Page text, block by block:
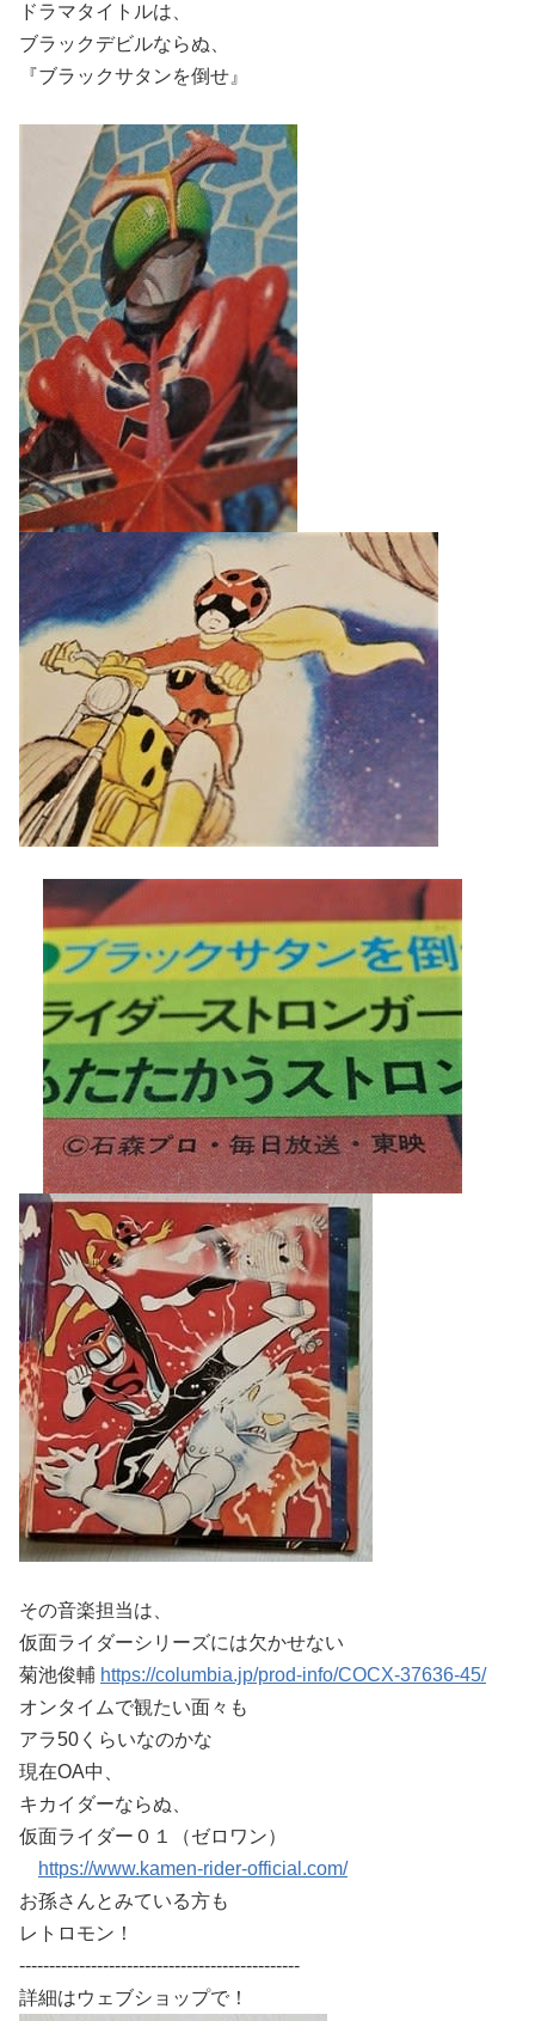
ドラマタイトルは、
ブラックデビルならぬ、
『ブラックサタンを倒せ』
その音楽担当は、
仮面ライダーシリーズには欠かせない
菊池俊輔 https://columbia.jp/prod-info/COCX-37636-45/
オンタイムで観たい面々も
アラ50くらいなのかな
現在OA中、
キカイダーならぬ、
仮面ライダー０１（ゼロワン）
https://www.kamen-rider-official.com/
お孫さんとみている方も
レトロモン！
-----------------------------------------------
詳細はウェブショップで！